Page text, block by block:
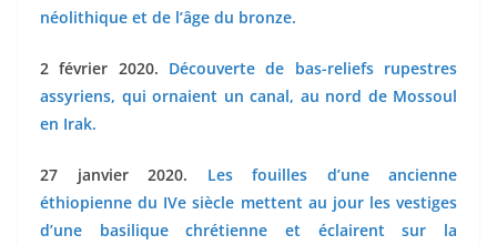
néolithique et de l’âge du bronze.
2 février 2020. Découverte de bas-reliefs rupestres
assyriens, qui ornaient un canal, au nord de Mossoul
en Irak.
27 janvier 2020. Les fouilles d’une ancienne
éthiopienne du IVe siècle mettent au jour les vestiges
d’une basilique chrétienne et éclairent sur la